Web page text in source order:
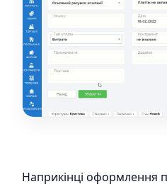
Наприкінці оформлення